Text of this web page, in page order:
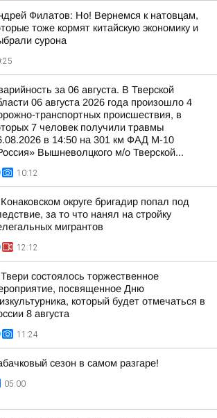
Филатов: Но! Вернемся к натовцам,
тоже кормят китайскую экономику и
сурона
за 06 августа. В Тверской
06 августа 2026 года произошло 4
транспортных происшествия, в
7 человек получили травмы
в 14:50 на 301 км ФАД М-10
Вышневолцкого м/о Тверской...
10:12
округе бригадир попал под
за то что нанял на стройку
мигрантов
12:12
состоялось торжественное
посвященное Дню
который будет отмечаться в
8 августа
11:24
сезон в самом разгаре!
05:00